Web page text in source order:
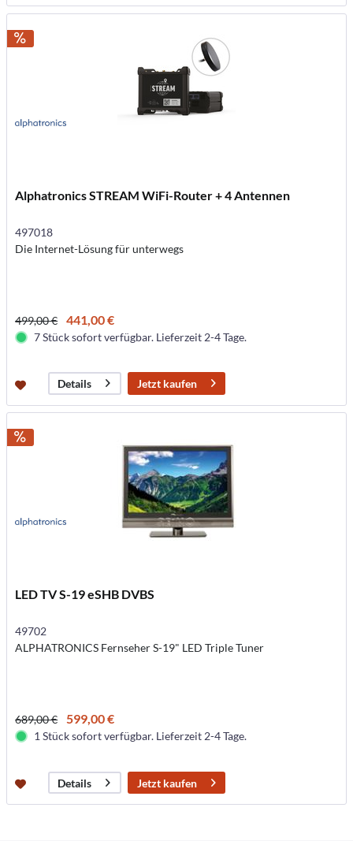
Alphatronics STREAM WiFi-Router + 4 Antennen
497018
Die Internet-Lösung für unterwegs
499,00 € 441,00 €
7 Stück sofort verfügbar. Lieferzeit 2-4 Tage.
Details Jetzt kaufen
LED TV S-19 eSHB DVBS
49702
ALPHATRONICS Fernseher S-19" LED Triple Tuner
689,00 € 599,00 €
1 Stück sofort verfügbar. Lieferzeit 2-4 Tage.
Details Jetzt kaufen